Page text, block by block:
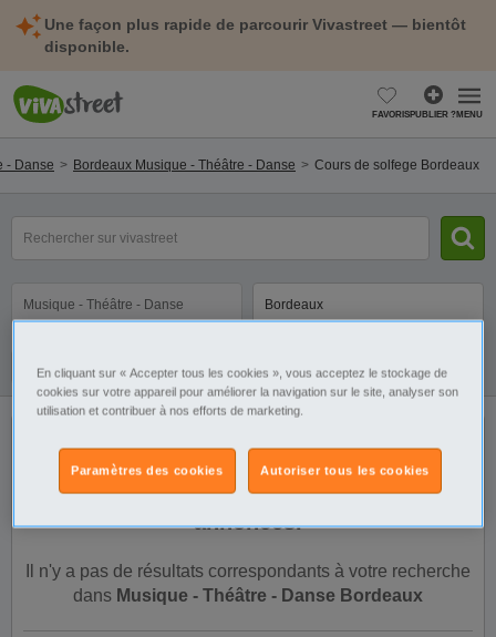
Une façon plus rapide de parcourir Vivastreet — bientôt
disponible.
FAVORISPUBLIER ?MENU
- Danse Bordeaux Musique - Théâtre - Danse Cours de solfege Bordeaux
clé(s)
Galerie Alerte
Il n'y a pas de résultats. Élargissez votre
recherche pour retrouver toutes nos
annonces.
Il n'y a pas de résultats correspondants à votre recherche
dans Musique - Théâtre - Danse Bordeaux
En cliquant sur « Accepter tous les cookies », vous acceptez le stockage de
cookies sur votre appareil pour améliorer la navigation sur le site, analyser son
utilisation et contribuer à nos efforts de marketing.
Autoriser tous les cookies
Paramètres des cookies